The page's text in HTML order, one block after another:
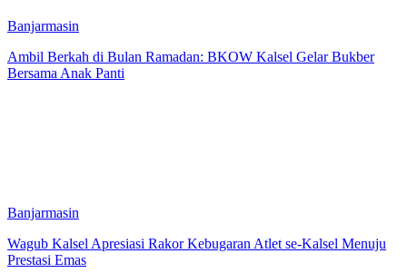
Banjarmasin
Ambil Berkah di Bulan Ramadan: BKOW Kalsel Gelar Bukber
Bersama Anak Panti
Banjarmasin
Wagub Kalsel Apresiasi Rakor Kebugaran Atlet se-Kalsel Menuju
Prestasi Emas